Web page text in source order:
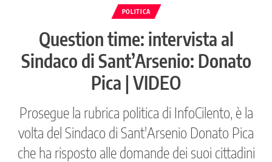
POLITICA
Question time: intervista al
Sindaco di Sant’Arsenio: Donato
Pica | VIDEO
Prosegue la rubrica politica di InfoCilento, è la
volta del Sindaco di Sant'Arsenio Donato Pica
che ha risposto alle domande dei suoi cittadini